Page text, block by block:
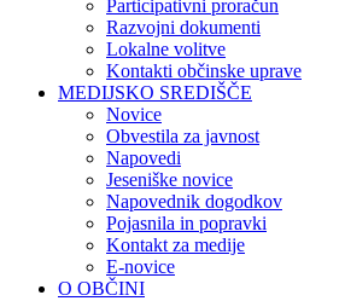
Participativni proračun
Razvojni dokumenti
Lokalne volitve
Kontakti občinske uprave
MEDIJSKO SREDIŠČE
Novice
Obvestila za javnost
Napovedi
Jeseniške novice
Napovednik dogodkov
Pojasnila in popravki
Kontakt za medije
E-novice
O OBČINI